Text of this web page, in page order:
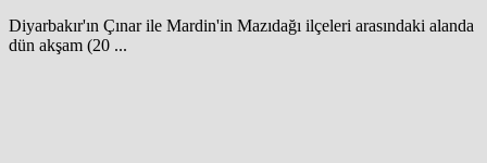
Diyarbakır'ın Çınar ile Mardin'in Mazıdağı ilçeleri arasındaki alanda
dün akşam (20 ...